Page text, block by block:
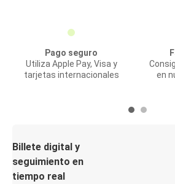
Pago seguro
Utiliza Apple Pay, Visa y
tarjetas internacionales
en
Billete digital y
seguimiento en
tiempo real